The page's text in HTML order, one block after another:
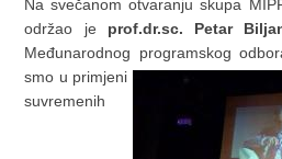
Na svečanom otvaranju skupa
održao je prof.dr.sc. Petar
Međunarodnog programskog
smo u primjeni
suvremenih